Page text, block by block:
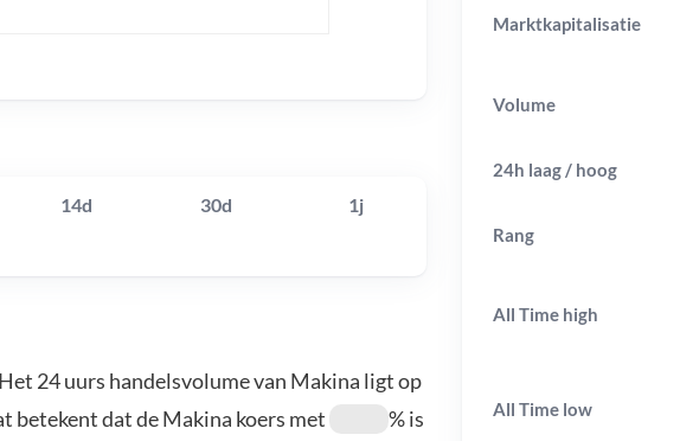
14d 30d 1j
24 uurs handelsvolume van Makina ligt op
betekent dat de Makina koers met
% is
Marktkapitalisatie
Volume
24h laag / hoog
Rang
All Time high
All Time low